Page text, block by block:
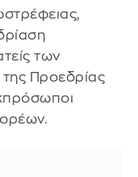
των
Προεδρίας